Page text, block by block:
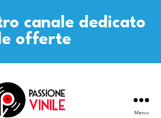
canale dedicato
offerte
Menu